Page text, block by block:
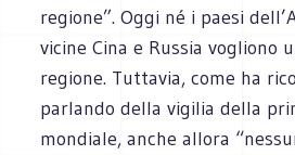
regione”. Oggi né i paesi
vicine Cina e Russia vogliono
regione. Tuttavia, come ha
parlando della vigilia della
mondiale, anche allora